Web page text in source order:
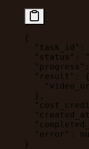
{
  "task_id"
:
  "status"
:
  "progress"
  "result"
: {
  },
  "error"
:
}